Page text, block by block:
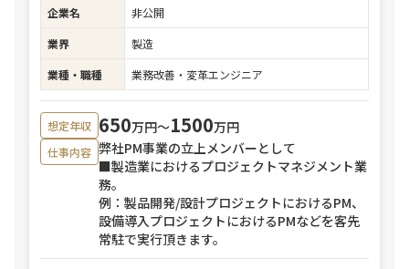
企業名
非公開
業界
製造
業種・職種
業務改善・変革エンジニア
想定年収 650万円〜1500万円
仕事内容 弊社PM事業の立上メンバーとして
■製造業におけるプロジェクトマネジメント業
務。
例：製品開発/設計プロジェクトにおけるPM、
設備導入プロジェクトにおけるPMなどを客先
常駐で実行頂きます。